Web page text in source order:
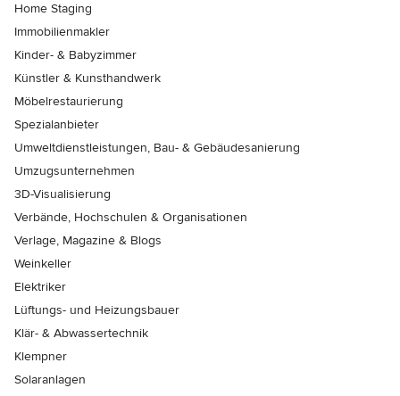
Home Staging
Immobilienmakler
Kinder- & Babyzimmer
Künstler & Kunsthandwerk
Möbelrestaurierung
Spezialanbieter
Umweltdienstleistungen, Bau- & Gebäudesanierung
Umzugsunternehmen
3D-Visualisierung
Verbände, Hochschulen & Organisationen
Verlage, Magazine & Blogs
Weinkeller
Elektriker
Lüftungs- und Heizungsbauer
Klär- & Abwassertechnik
Klempner
Solaranlagen